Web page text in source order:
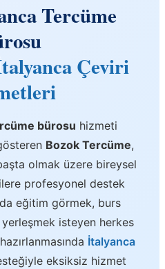
Tercüme
Çeviri
bürosu hizmeti
Bozok Tercüme,
olmak üzere bireysel
profesyonel destek
eğitim görmek, burs
isteyen herkes
İtalyanca
eksiksiz hizmet